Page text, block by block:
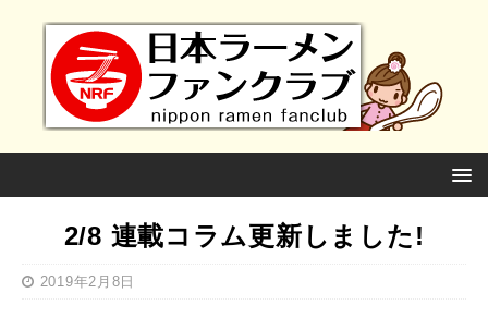
2/8 連載コラム更新しました!
2019年2月8日